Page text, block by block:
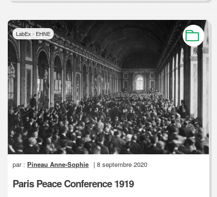
LabEx - EHNE
par : Pineau Anne-Sophie | 8 septembre 2020
Paris Peace Conference 1919